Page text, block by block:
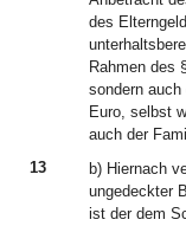
des
Rahmen des
sondern
Euro, selbst
auch der
13
b) Hiernach
ungedeckter
ist der dem